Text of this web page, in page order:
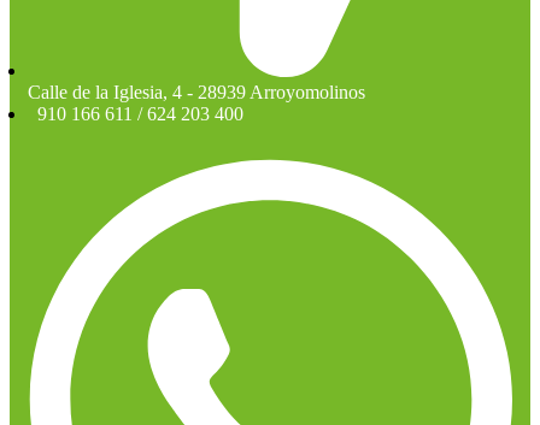
Calle de la Iglesia, 4 - 28939 Arroyomolinos
910 166 611 / 624 203 400